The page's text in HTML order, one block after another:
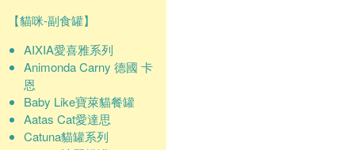
【貓咪-副食罐】
AIXIA愛喜雅系列
Animonda Carny 德國 卡
恩
Baby Like寶萊貓餐罐
Aatas Cat愛達思
Catuna貓罐系列